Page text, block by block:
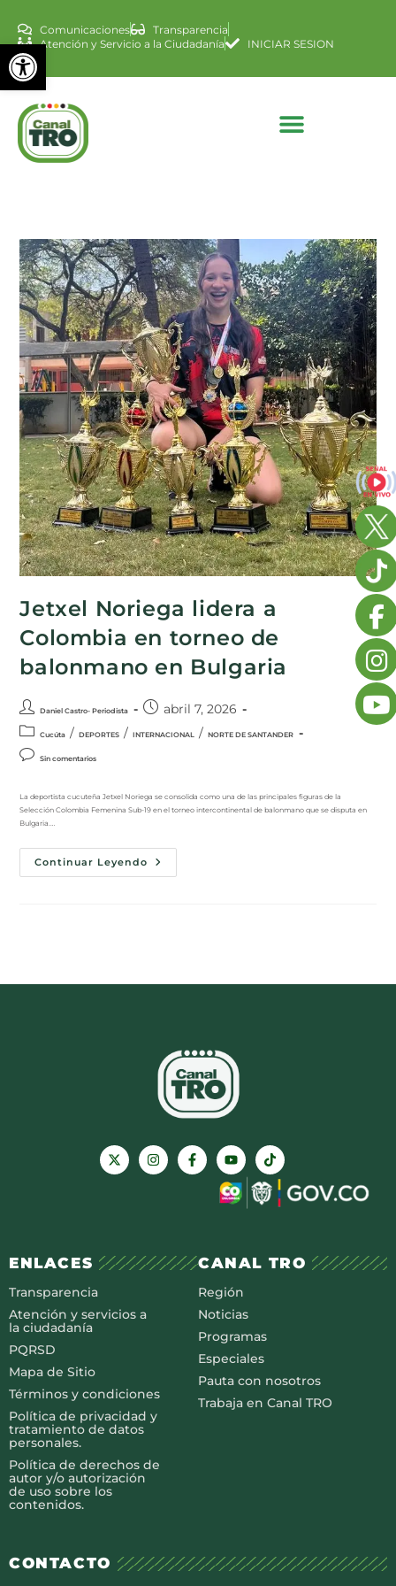
Abrir barra de
Comunicaciones
Transparencia
Atención y Servicio a la Ciudadanía
INICIAR SESION
Jetxel Noriega lidera a
Colombia en torneo de
balonmano en Bulgaria
Daniel Castro- Periodista abril 7, 2026
Cucúta / DEPORTES / INTERNACIONAL / NORTE DE SANTANDER
Sin comentarios
La deportista cucuteña Jetxel Noriega se consolida como una de las principales figuras de la
Selección Colombia Femenina Sub-19 en el torneo intercontinental de balonmano que se disputa en
Bulgaria.…
Continuar Leyendo
ENLACES
Transparencia
Atención y servicios a
la ciudadanía
PQRSD
Mapa de Sitio
Términos y condiciones
Política de privacidad y
tratamiento de datos
personales.
Política de derechos de
autor y/o autorización
de uso sobre los
contenidos.
CANAL TRO
Región
Noticias
Programas
Especiales
Pauta con nosotros
Trabaja en Canal TRO
CONTACTO